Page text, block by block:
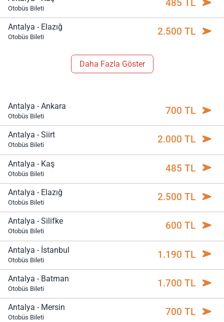
Otobüs Bileti 485 TL
Antalya - Elazığ
Otobüs Bileti 2.500 TL
Daha Fazla Göster
Antalya - Ankara
Otobüs Bileti 700 TL
Antalya - Siirt
Otobüs Bileti 2.000 TL
Antalya - Kaş
Otobüs Bileti 485 TL
Antalya - Elazığ
Otobüs Bileti 2.500 TL
Antalya - Silifke
Otobüs Bileti 600 TL
Antalya - İstanbul
Otobüs Bileti 1.190 TL
Antalya - Batman
Otobüs Bileti 1.700 TL
Antalya - Mersin
Otobüs Bileti 700 TL